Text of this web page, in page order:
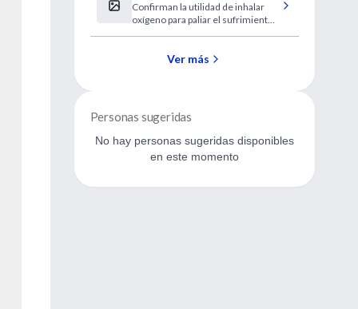
oxígeno para la peor de las
cefaleas
Confirman la utilidad de inhalar
oxígeno para paliar el sufrimiento
Ver más
Personas sugeridas
No hay personas sugeridas disponibles
en este momento